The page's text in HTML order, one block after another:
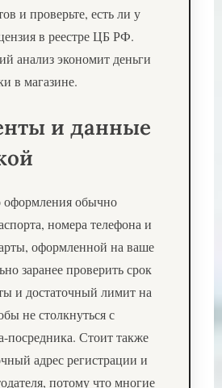
и проверьте, есть ли у
в реестре ЦБ РФ.
анализ экономит деньги
в магазине.
и данные
оформления обычно
номера телефона и
оформленной на ваше
заранее проверить срок
и достаточный лимит на
не столкнуться с
посредника. Стоит также
адрес регистрации и
потому что многие